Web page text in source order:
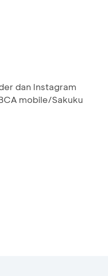
dan Instagram
mobile/Sakuku